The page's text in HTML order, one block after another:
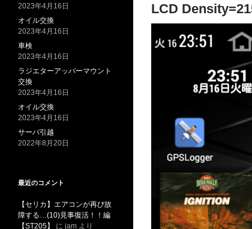
LCD
2023年4月16日
オイル交換
2023年4月16日
車検
2023年4月16日
ラジエターアッパーマウント
交換
2023年4月16日
オイル交換
2023年4月16日
サーバ引越
2022年8月20日
最近のコメント
【セリカ】エアコンが再び故
障する…(10)見事復活！！編
【ST205】
に jam より